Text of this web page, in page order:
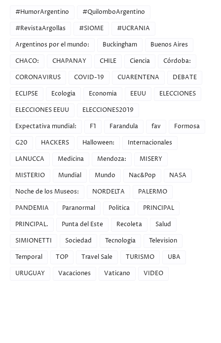
#HumorArgentino
#QuilomboArgentino
#RevistaArgollas
#SIOME
#UCRANIA
Argentinos por el mundo:
Buckingham
Buenos Aires
CHACO:
CHAPANAY CHILE Ciencia
Córdoba:
CORONAVIRUS
COVID-19 CUARENTENA
DEBATE
ECLIPSE
Ecologia Economia EEUU
ELECCIONES
ELECCIONES EEUU
ELECCIONES2019
Expectativa mundial:
F1 Farandula fav
Formosa
G20
HACKERS Halloween:
Internacionales
LANUCCA
Medicina Mendoza:
MISERY
MISTERIO
Mundial Mundo Nac&Pop
NASA
Noche de los Museos:
NORDELTA
PALERMO
PANDEMIA
Paranormal Politica
PRINCIPAL
PRINCIPAL.
Punta del Este Recoleta
Salud
SIMIONETTI
Sociedad Tecnologia
Television
Temporal
TOP Travel Sale TURISMO
UBA
URUGUAY
Vacaciones Vaticano VIDEO